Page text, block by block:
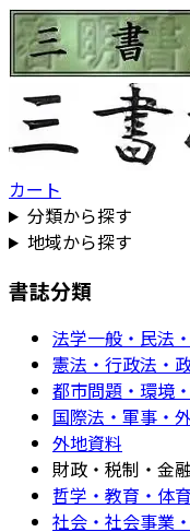
カート
分類から探す
地域から探す
書誌分類
法学一般・民法
憲法・行政法・
都市問題・環境
国際法・軍事・
外地資料
財政・税制・金
哲学・教育・体育
社会・社会事業